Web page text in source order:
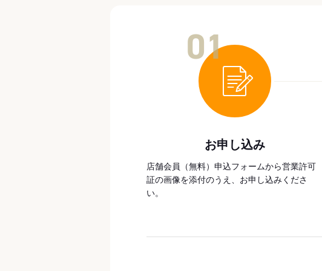
お申し込み
店舗会員（無料）申込フォームから営業許可
証の画像を添付のうえ、お申し込みくださ
い。